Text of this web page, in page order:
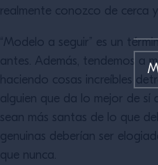
realmente conozco de cerca
“Modelo a seguir” es un
antes. Además, tendemos a
haciendo cosas increíbles
alguien que da lo mejor de sí
sean más santas de lo que
genuinas deberían ser
que nunca.